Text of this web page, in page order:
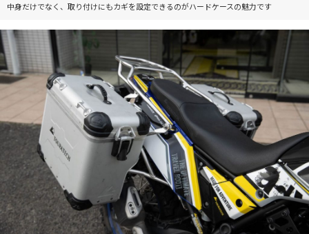
中身だけでなく、取り付けにもカギを設定できるのがハードケースの魅力です